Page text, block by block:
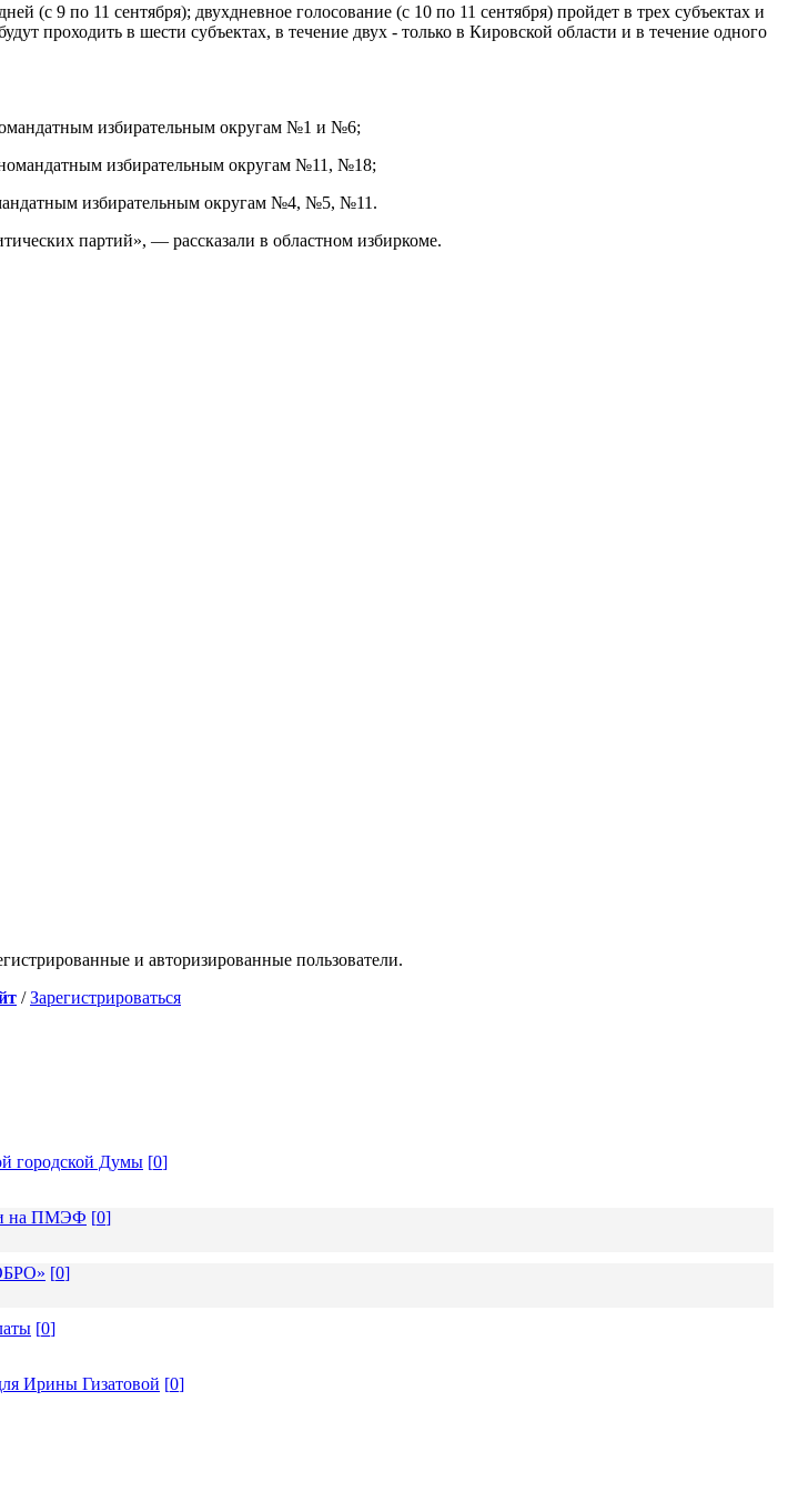
(с 9 по 11 сентября); двухдневное голосование (с 10 по 11 сентября) пройдет в трех субъектах и
проходить в шести субъектах, в течение двух - только в Кировской области и в течение одного
избирательным округам №1 и №6;
избирательным округам №11, №18;
избирательным округам №4, №5, №11.
партий», — рассказали в областном избиркоме.
и авторизированные пользователи.
/Зарегистрироваться
городской Думы [0]
на ПМЭФ [0]
[0]
[0]
Ирины Гизатовой [0]